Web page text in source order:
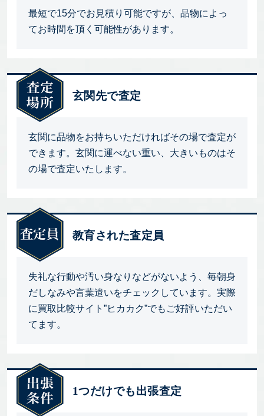
最短で15分でお見積り可能ですが、品物によっ
てお時間を頂く可能性があります。
玄関先で査定
玄関に品物をお持ちいただければその場で査定が
できます。玄関に運べない重い、大きいものはそ
の場で査定いたします。
教育された査定員
失礼な行動や汚い身なりなどがないよう、毎朝身
だしなみや言葉遣いをチェックしています。実際
に買取比較サイト”ヒカカク”でもご好評いただい
てます。
1つだけでも出張査定